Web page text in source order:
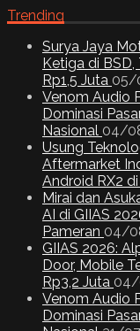
Trending
Surya Jaya
Ketiga di
Rp1,5 Juta 05/
Venom Audio
Dominasi
Nasional 04/
Usung
Aftermarket
Android RX2
Mirai dan
AI di GIIAS
Pameran 04/
GIIAS 2026:
Door, Mobile
Rp3,2 Juta
Venom Audio
Dominasi